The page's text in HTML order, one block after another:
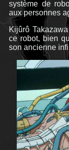
système de
aux personnes
Kijûrô
ce robot, bien
son ancienne